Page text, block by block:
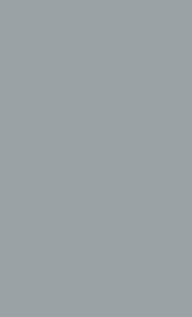
Auftragsverarbeiters
Daten zu
der betroffenen Person
Fall in informierter
abgegebene
einer Erklärung oder
bestätigenden
betroffene Person zu
mit der Verarbeitung der
Daten